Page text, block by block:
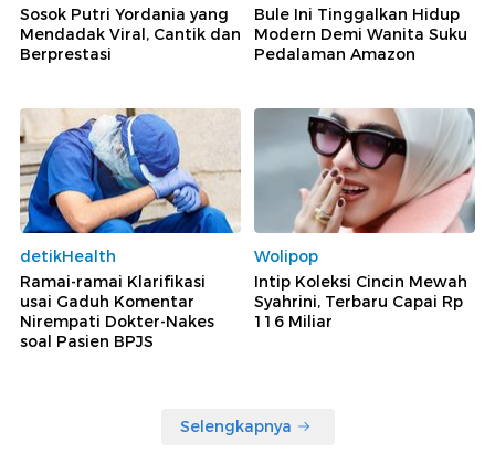
Sosok Putri Yordania yang
Mendadak Viral, Cantik dan
Berprestasi
Bule Ini Tinggalkan Hidup
Modern Demi Wanita Suku
Pedalaman Amazon
detikHealth
Ramai-ramai Klarifikasi
usai Gaduh Komentar
Nirempati Dokter-Nakes
soal Pasien BPJS
Wolipop
Intip Koleksi Cincin Mewah
Syahrini, Terbaru Capai Rp
116 Miliar
Selengkapnya